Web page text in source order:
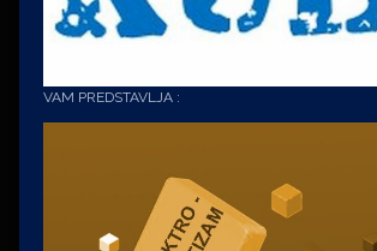
VAM PREDSTAVLJA :